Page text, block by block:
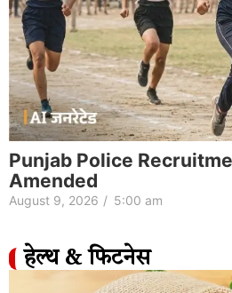
Punjab Police
Amended
August 9, 2026 / 5:00 am
हेल्थ & फिटनेस